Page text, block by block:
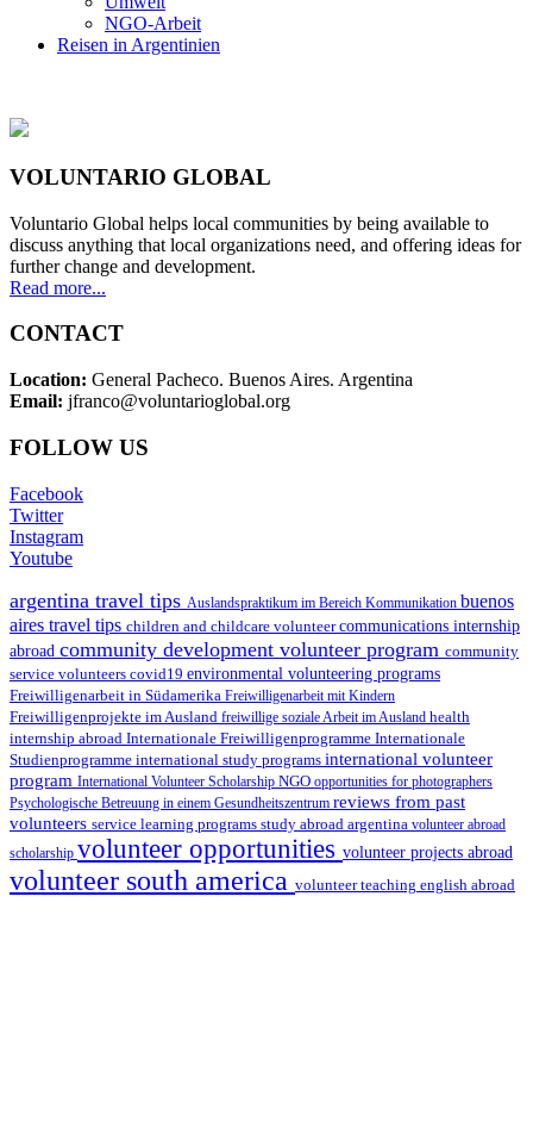
NGO-Arbeit
Reisen in Argentinien
VOLUNTARIO GLOBAL
Voluntario Global helps local communities by being available to
discuss anything that local organizations need, and offering ideas for
further change and development.
Read more...
CONTACT
Location: General Pacheco. Buenos Aires. Argentina
Email: jfranco@voluntarioglobal.org
FOLLOW US
Facebook
Twitter
Instagram
Youtube
argentina travel tips Auslandspraktikum im Bereich Kommunikation buenos
aires travel tips children and childcare volunteercommunications internship
abroad community development volunteer program community
service volunteers covid19 environmental volunteering programs
Freiwilligenarbeit in Südamerika Freiwilligenarbeit mit Kindern
Freiwilligenprojekte im Ausland freiwillige soziale Arbeit im Ausland health
internship abroad Internationale Freiwilligenprogramme Internationale
Studienprogramme international study programs international volunteer
program International Volunteer Scholarship NGO opportunities for photographers
Psychologische Betreuung in einem Gesundheitszentrum reviews from past
volunteers service learning programs study abroad argentina volunteer abroad
scholarship volunteer opportunities volunteer projects abroad
volunteer south america volunteer teaching english abroad